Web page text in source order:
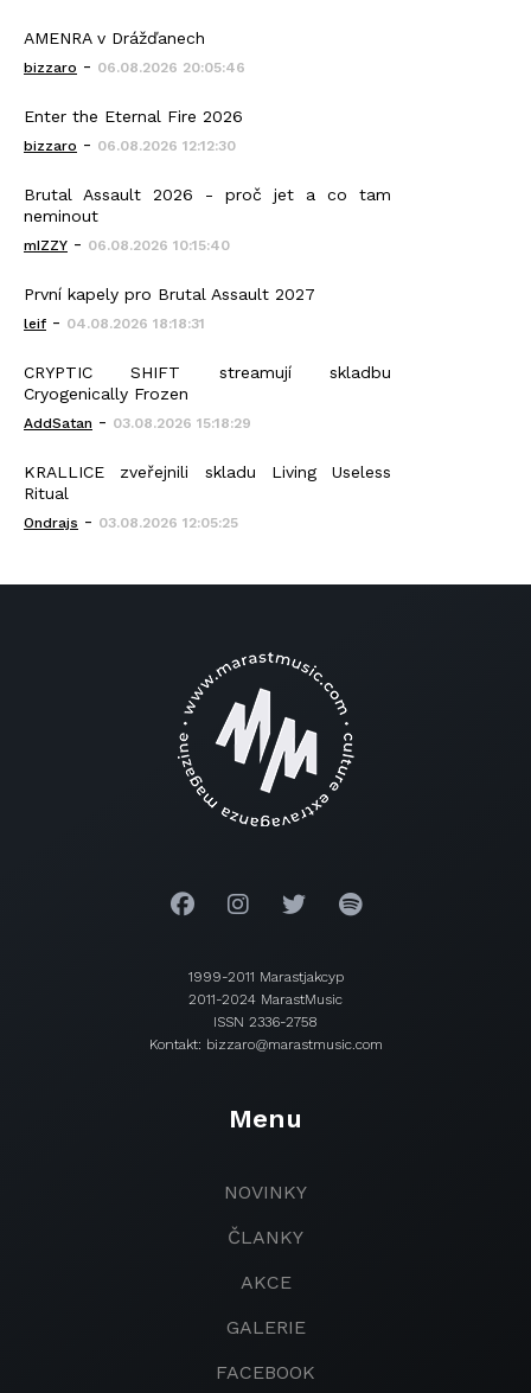
AMENRA v Drážďanech
bizzaro - 06.08.2026 20:05:46
Enter the Eternal Fire 2026
bizzaro - 06.08.2026 12:12:30
Brutal Assault 2026 - proč jet a co tam
neminout
mIZZY - 06.08.2026 10:15:40
První kapely pro Brutal Assault 2027
leif - 04.08.2026 18:18:31
CRYPTIC SHIFT streamují skladbu
Cryogenically Frozen
AddSatan - 03.08.2026 15:18:29
KRALLICE zveřejnili skladu Living Useless
Ritual
Ondrajs - 03.08.2026 12:05:25
1999-2011 Marastjakcyp
2011-2024 MarastMusic
ISSN 2336-2758
Kontakt: bizzaro@marastmusic.com
Menu
NOVINKY
ČLANKY
AKCE
GALERIE
FACEBOOK